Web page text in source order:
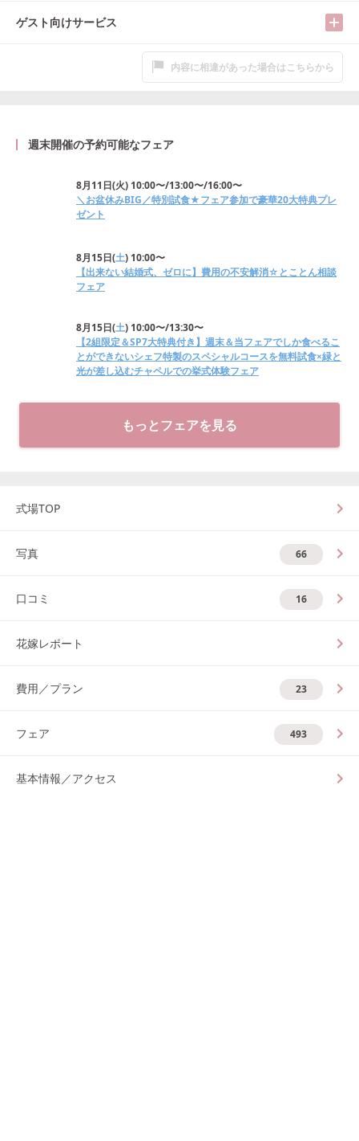
ゲスト向けサービス
内容に相違があった場合はこちらから
週末開催の予約可能なフェア
8月11日(火) 10:00〜/13:00〜/16:00〜
＼お盆休みBIG／特別試食★フェア参加で豪華20大特典プレ
ゼント
8月15日(土) 10:00〜
【出来ない結婚式、ゼロに】費用の不安解消☆とことん相談
フェア
8月15日(土) 10:00〜/13:30〜
【2組限定＆SP7大特典付き】週末＆当フェアでしか食べるこ
とができないシェフ特製のスペシャルコースを無料試食×緑と
光が差し込むチャペルでの挙式体験フェア
もっとフェアを見る
式場TOP
写真 66
口コミ 16
花嫁レポート
費用／プラン 23
フェア 493
基本情報／アクセス